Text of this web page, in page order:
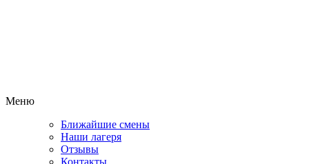
Меню
Ближайшие смены
Наши лагеря
Отзывы
Контакты